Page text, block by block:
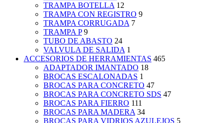
TRAMPA BOTELLA 12
TRAMPA CON REGISTRO 9
TRAMPA CORRUGADA 7
TRAMPA P 9
TUBO DE ABASTO 24
VALVULA DE SALIDA 1
ACCESORIOS DE HERRAMIENTAS 465
ADAPTADOR IMANTADO 18
BROCAS ESCALONADAS 1
BROCAS PARA CONCRETO 47
BROCAS PARA CONCRETO SDS 47
BROCAS PARA FIERRO 111
BROCAS PARA MADERA 34
BROCAS PARA VIDRIOS AZULEJOS 5